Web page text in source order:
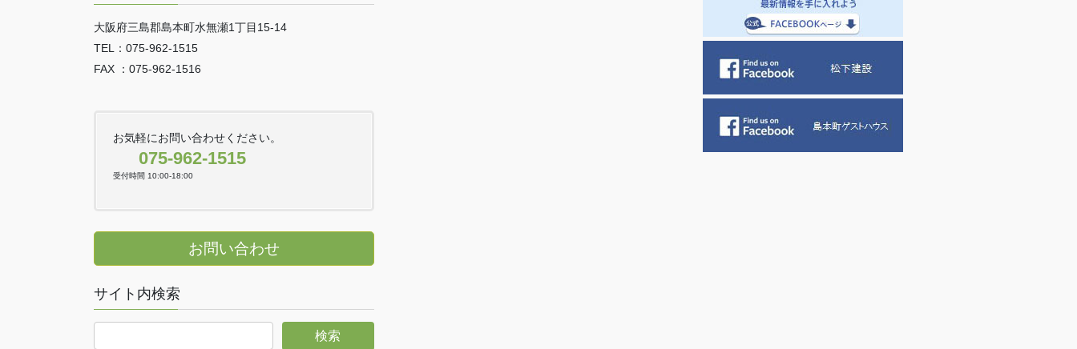
大阪府三島郡島本町水無瀬1丁目15-14
TEL：075-962-1515
FAX ：075-962-1516
お気軽にお問い合わせください。
075-962-1515
受付時間 10:00-18:00
お問い合わせ
サイト内検索